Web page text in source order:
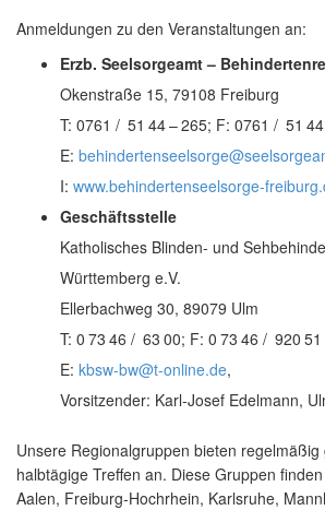
Anmeldungen zu den Veranstaltungen an:
Erzb. Seelsorgeamt –
Okenstraße 15, 79108 Freiburg
T: 0761 51 44–265; F: 0761 51 44
E:
I: www.behindertenseelsorge-
Geschäftsstelle
Katholisches Blinden- und
Württemberg e.V.
Ellerbachweg 30, 89079 Ulm
T: 0 73 46 63 00; F: 0 73 46 920 51
E: kbsw-bw@t-online.de,
Vorsitzender: Karl-Josef Edelmann,
Unsere Regionalgruppen bieten
halbtägige Treffen an. Diese Gruppen
Aalen, Freiburg-Hochrhein, Karlsruhe,